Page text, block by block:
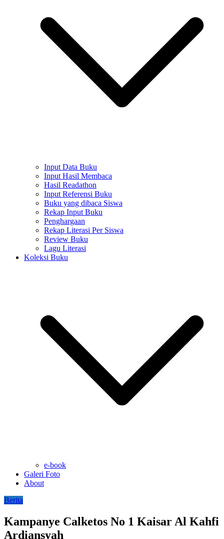
Input Data Buku
Input Hasil Membaca
Hasil Readathon
Input Referensi Buku
Buku yang dibaca Siswa
Rekap Input Buku
Penghargaan
Rekap Literasi Per Siswa
Review Buku
Lagu Literasi
Koleksi Buku
e-book
Galeri Foto
About
Berita
Kampanye Calketos No 1 Kaisar Al Kahfi
Ardiansyah